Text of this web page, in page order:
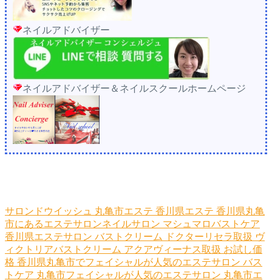
ネイルアドバイザー
ネイルアドバイザー＆ネイルスクールホームページ
サロンドウイッシュ 丸亀市エステ 香川県エステ 香川県丸亀
市にあるエステサロンネイルサロン マシュマロバストケア
香川県エステサロン バストクリーム ドクターリセラ取扱 ヴ
ィクトリアバストクリーム アクアヴィーナス取扱 お試し価
格 香川県丸亀市でフェイシャルが人気のエステサロン バス
トケア 丸亀市フェイシャルが人気のエステサロン 丸亀市エ